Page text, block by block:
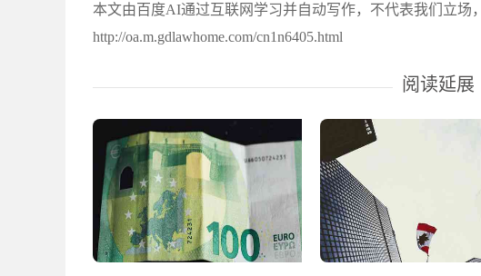
本文由百度AI通过互联网学习并自动写作，不代表我们立场
http://oa.m.gdlawhome.com/cn1n6405.html
阅读延展